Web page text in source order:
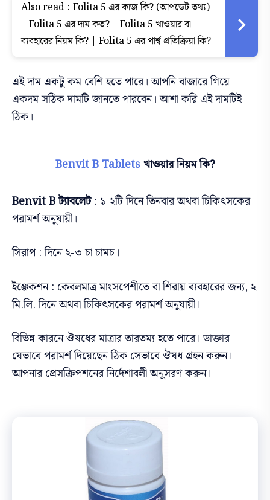
Also read : Folita 5 এর কাজ কি? (আপডেট তথ্য)
| Folita 5 এর দাম কত? | Folita 5 খাওয়ার বা
ব্যবহারের নিয়ম কি? | Folita 5 এর পার্শ্ব প্রতিক্রিয়া কি?
এই দাম একটু কম বেশি হতে পারে। আপনি বাজারে গিয়ে
একদম সঠিক দামটি জানতে পারবেন। আশা করি এই দামটিই
ঠিক।
Benvit B Tabletsখাওয়ার নিয়ম কি?
Benvit B ট্যাবলেট: ১-২টি দিনে তিনবার অথবা চিকিৎসকের
পরামর্শ অনুযায়ী।
সিরাপ : দিনে ২-৩ চা চামচ।
ইঞ্জেকশন : কেবলমাত্র মাংসপেশীতে বা শিরায় ব্যবহারের জন্য, ২
মি.লি. দিনে অথবা চিকিৎসকের পরামর্শ অনুযায়ী।
বিভিন্ন কারনে ঔষধের মাত্রার তারতম্য হতে পারে। ডাক্তার
যেভাবে পরামর্শ দিয়েছেন ঠিক সেভাবে ঔষধ গ্রহন করুন।
আপনার প্রেসক্রিপশনের নির্দেশাবলী অনুসরণ করুন।